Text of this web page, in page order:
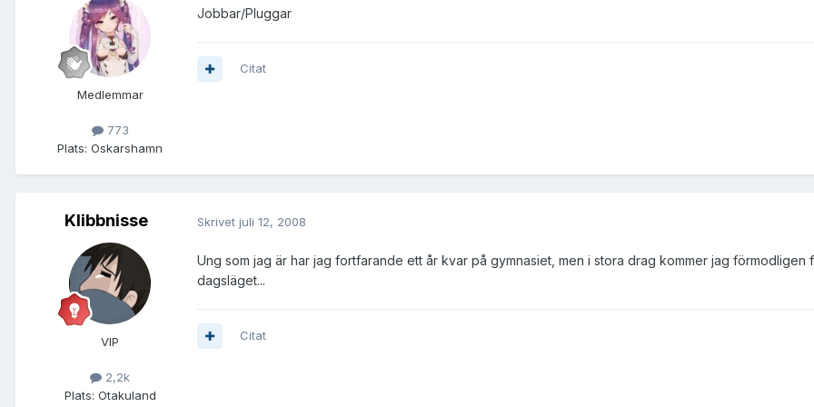
Medlemmar
773
Plats: Oskarshamn
Jobbar/Pluggar
Citat
Klibbnisse
VIP
2,2k
Plats: Otakuland
Skrivet juli 12, 2008
Ung som jag är har jag fortfarande ett år kvar på gymnasiet, men i stora drag kommer jag
dagsläget...
Citat